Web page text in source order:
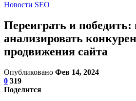
Новости SEO
Переиграть и победить:
анализировать
продвижения сайта
Опубликовано Фев 14, 2024
0 319
Поделится